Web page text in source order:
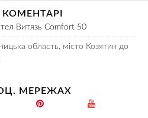
КОМЕНТАРІ
Витязь Comfort 50
область, місто Козятин до
МЕРЕЖАХ